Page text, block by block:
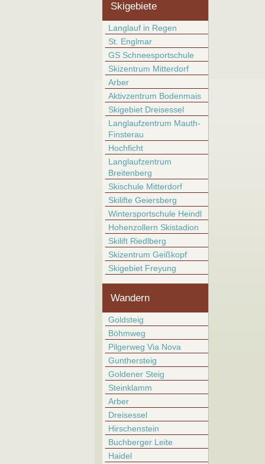
Skigebiete
Langlauf in Regen
St. Englmar
GS Schneesportschule
Skizentrum Mitterdorf
Arber
Aktivzentrum Bodenmais
Skigebiet Dreisessel
Langlaufzentrum Mauth-
Finsterau
Hochficht
Langlaufzentrum
Breitenberg
Skischule Mitterdorf
Skilifte Geiersberg
Wintersportschule Heindl
Hohenzollern Skistadion
Skilift Riedlberg
Skizentrum Geißkopf
Skigebiet Freyung
Wandern
Goldsteig
Böhmweg
Pilgerweg Via Nova
Gunthersteig
Goldener Steig
Steinklamm
Arber
Dreisessel
Hirschenstein
Buchberger Leite
Haidel